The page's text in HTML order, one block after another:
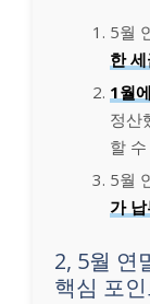
5월
한
1월
정산
할
5월
가
2, 5월 연
핵심 포